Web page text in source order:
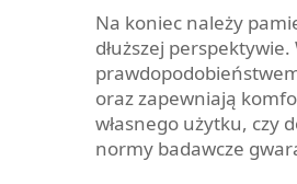
Na koniec należy
dłuższej
oraz zapewniają
własnego użytku, czy
normy badawcze